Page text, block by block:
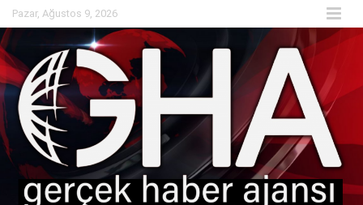
Skip
to
content
Pazar, Ağustos 9, 2026